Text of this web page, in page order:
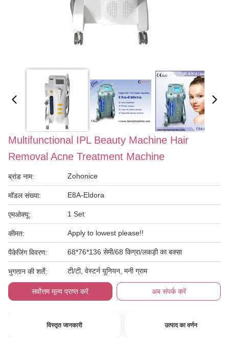
Multifunctional IPL Beauty Machine Hair
Removal Acne Treatment Machine
ब्रांड नाम: Zohonice
मॉडल संख्या: E8A-Eldora
एमओक्यू: 1 Set
कीमत: Apply to lowest please!!
पैकेजिंग विवरण: 68*76*136 सेमी/68 किग्रा/लकड़ी का बक्सा
भुगतान की शर्तें: टी/टी, वेस्टर्न यूनियन, मनी ग्राम
सर्वोत्तम मूल्य प्राप्त करें अब संपर्क करें
विस्तृत जानकारी उत्पाद का वर्णन